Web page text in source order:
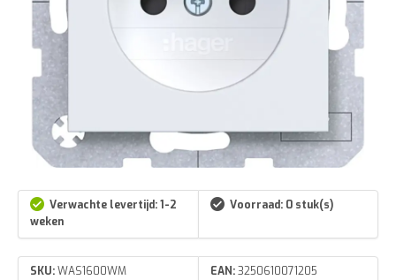
Verwachte levertijd: 1-2
weken
Voorraad: 0 stuk(s)
SKU:WAS1600WM EAN:3250610071205